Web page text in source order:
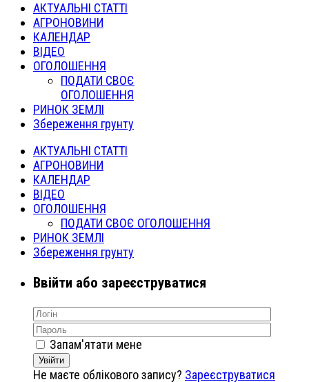
АКТУАЛЬНІ СТАТТІ
АГРОНОВИНИ
КАЛЕНДАР
ВІДЕО
ОГОЛОШЕННЯ
ПОДАТИ СВОЄ
ОГОЛОШЕННЯ
РИНОК ЗЕМЛІ
Збереження грунту
АКТУАЛЬНІ СТАТТІ
АГРОНОВИНИ
КАЛЕНДАР
ВІДЕО
ОГОЛОШЕННЯ
ПОДАТИ СВОЄ ОГОЛОШЕННЯ
РИНОК ЗЕМЛІ
Збереження грунту
Ввійти або зареєструватися
Запам'ятати мене
Увійти
Не маєте облікового запису? Зареєструватися